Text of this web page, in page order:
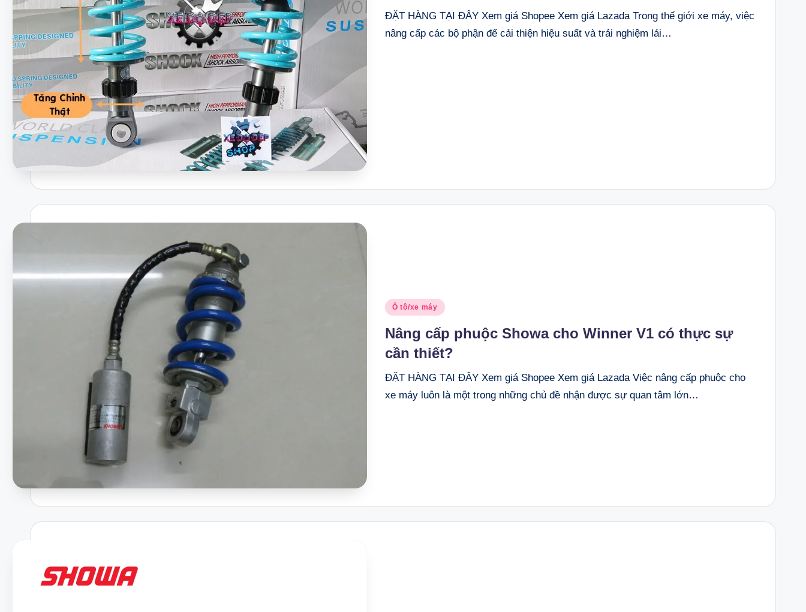
ĐẶT HÀNG TẠI ĐÂY Xem giá Shopee Xem giá Lazada Trong thế giới xe máy, việc
nâng cấp các bộ phận để cải thiện hiệu suất và trải nghiệm lái…
Posted
Ô tô/xe máy
Nâng cấp phuộc Showa cho Winner V1 có thực sự
cần thiết?
ĐẶT HÀNG TẠI ĐÂY Xem giá Shopee Xem giá Lazada Việc nâng cấp phuộc cho
xe máy luôn là một trong những chủ đề nhận được sự quan tâm lớn…